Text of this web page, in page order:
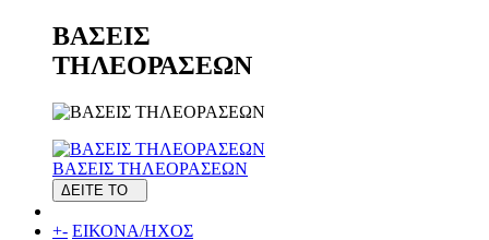
ΒΑΣΕΙΣ
ΤΗΛΕΟΡΑΣΕΩΝ
ΒΑΣΕΙΣ ΤΗΛΕΟΡΑΣΕΩΝ
ΔΕΙΤΕ ΤΟ
+- ΕΙΚΟΝΑ/ΗΧΟΣ